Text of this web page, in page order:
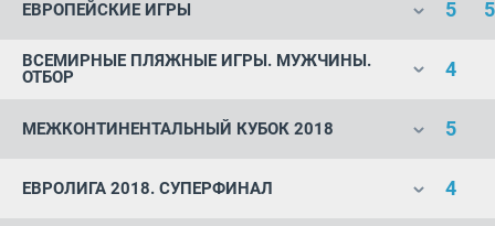
ЕВРОПЕЙСКИЕ ИГРЫ 5
ВСЕМИРНЫЕ ПЛЯЖНЫЕ ИГРЫ. МУЖЧИНЫ.
ОТБОР
4
МЕЖКОНТИНЕНТАЛЬНЫЙ КУБОК 2018 5
ЕВРОЛИГА 2018. СУПЕРФИНАЛ 4